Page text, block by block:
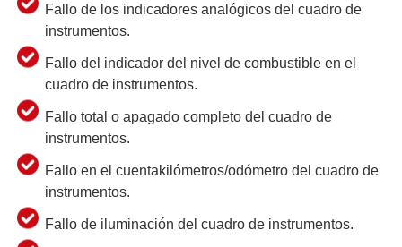
Fallo de los indicadores analógicos del cuadro de
instrumentos.
Fallo del indicador del nivel de combustible en el
cuadro de instrumentos.
Fallo total o apagado completo del cuadro de
instrumentos.
Fallo en el cuentakilómetros/odómetro del cuadro de
instrumentos.
Fallo de iluminación del cuadro de instrumentos.